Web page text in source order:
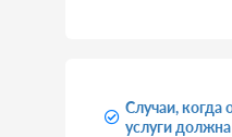
Случаи, когда
услуги